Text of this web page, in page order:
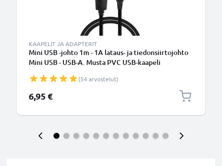
KAAPELIT JA ADAPTERIT
Mini USB -johto 1m - 1A lataus- ja tiedonsiirtojohto
Mini USB - USB-A. Musta PVC USB-kaapeli
(54 arvostelut)
6,95 €